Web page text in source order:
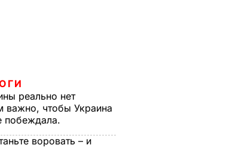
реально нет
важно, чтобы Украина
побеждала.
воровать – и